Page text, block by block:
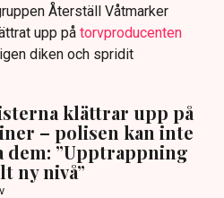
Återställ Våtmarker
upp på torvproducenten
diken och spridit
klättrar upp på
– polisen kan inte
dem: ”Upptrappning
ny nivå”